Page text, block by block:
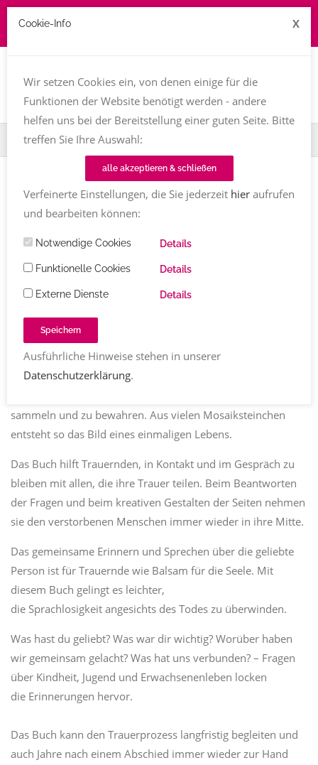
Home TT-Magazin
BUCHVORSTELLUNG
Für immervon Antonie Hertlein
Das Freundschaftsbuch für Trauernde
Antonie Hertlein Kommentare
Was uns für immer bleibt, wenn ein geliebter Mensch stirbt,
sind unsere Erinnerungen. Das Freundschaftsbuch für
sammeln und zu bewahren. Aus vielen Mosaiksteinchen
entsteht so das Bild eines einmaligen Lebens.
Das Buch hilft Trauernden, in Kontakt und im Gespräch zu
bleiben mit allen, die ihre Trauer teilen. Beim Beantworten
der Fragen und beim kreativen Gestalten der Seiten nehmen
sie den verstorbenen Menschen immer wieder in ihre Mitte.
Das gemeinsame Erinnern und Sprechen über die geliebte
Person ist für Trauernde wie Balsam für die Seele. Mit
diesem Buch gelingt es leichter,
die Sprachlosigkeit angesichts des Todes zu überwinden.
Was hast du geliebt? Was war dir wichtig? Worüber haben
wir gemeinsam gelacht? Was hat uns verbunden? – Fragen
über Kindheit, Jugend und Erwachsenenleben locken
die Erinnerungen hervor.
Das Buch kann den Trauerprozess langfristig begleiten und
auch Jahre nach einem Abschied immer wieder zur Hand
Cookie-Info X
Wir setzen Cookies ein, von denen einige für die
Funktionen der Website benötigt werden - andere
helfen uns bei der Bereitstellung einer guten Seite. Bitte
treffen Sie Ihre Auswahl:
alle akzeptieren & schließen
Verfeinerte Einstellungen, die Sie jederzeit hieraufrufen
und bearbeiten können:
Notwendige Cookies Details
Funktionelle Cookies Details
Externe Dienste Details
Speichern
Ausführliche Hinweise stehen in unserer
Datenschutzerklärung.